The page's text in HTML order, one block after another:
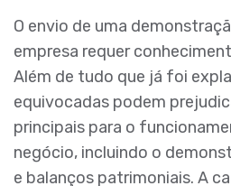
O envio de uma
empresa requer
Além de tudo que já foi
equivocadas podem
principais para o
negócio, incluindo o
e balanços patrimoniais. A